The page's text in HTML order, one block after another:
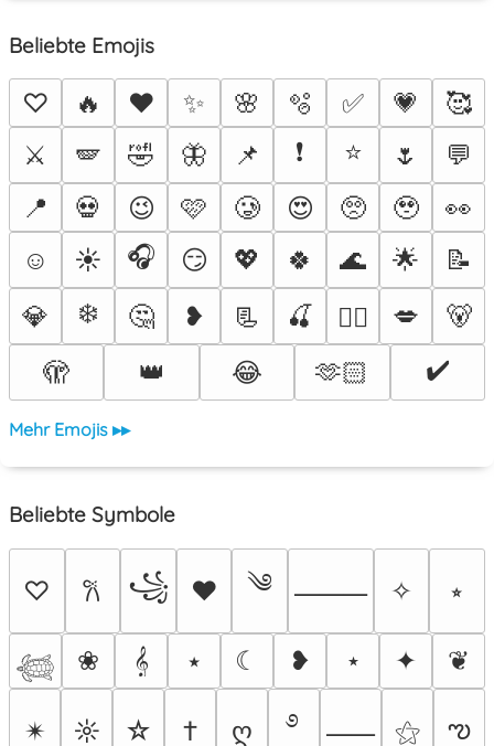
Beliebte Emojis
♡ 🔥 ❤️ ✨ 🌸 🫧 ✅ 💗
🥰
⚔️
🪽 🤣 🦋 📌 ❗ ⭐ 🌷
💬
📍
💀 😉 🩷 🥲 😍 🥺 🥹
👀
☺️
☀️ 🎧 😏 💖 🍀 🌊 🌟
📝
💎
❄️ 🤔 ❥ 📃 🍒 ❤️‍🔥 💋
🐻
🫣
👑 😂 🫶🏻 ✔️
Mehr Emojis ▸▸
Beliebte Symbole
♡ 𐙚 ꧁ ♥ ༄ ⸻ ✧ ⭒
𓆉 ❀ 𝄞 ⭑ ☾ ❥ ⋆ ✦ ❦
✴︎ ☼ ☆ † ღ ࿔ ⸺ ⚝ ఌ